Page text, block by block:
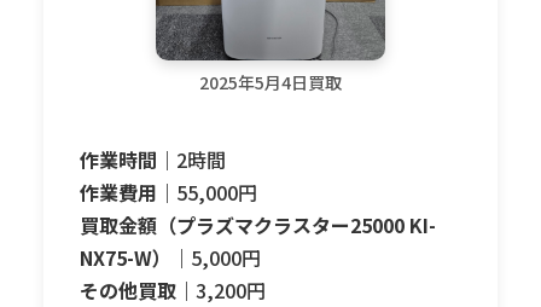
2025年5月4日買取
作業時間｜ 2時間
作業費用｜ 55,000円
買取金額（プラズマクラスター25000 KI-
NX75-W）｜ 5,000円
その他買取｜ 3,200円